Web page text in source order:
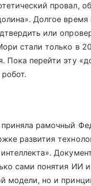
провал,
Долгое время
или
стали только в
Пока перейти эту
рамочный
развития
сами понятия ИИ
модели, но и